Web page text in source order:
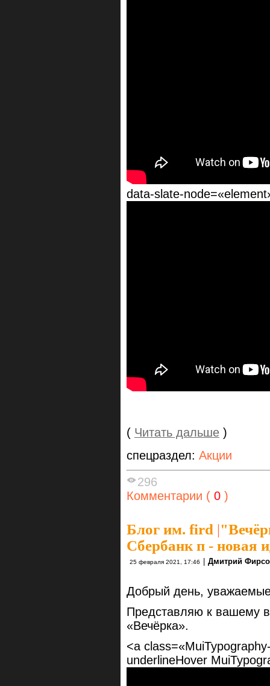
data-slate-
( Читать дальше )
спецраздел: Акции
296
Комментарии ( 0 )
Блог им. fird |
Сбербанк п - новая
25 февраля 2021, 17:46 Дмитрий
Добрый день,
Представляю к вашему
«Вечёрка».
<a
underlineHover